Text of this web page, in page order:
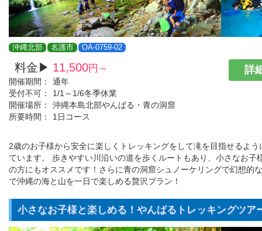
沖縄北部 名護市 OA-0759-02
料金▶ 11,500円～
開催期間：
通年
受付不可：
1/1～1/6冬季休業
開催場所：
沖縄本島北部やんばる・青の洞窟
所要時間：
1日コース
詳
2歳のお子様から安全に楽しくトレッキングをして滝を目指せるよ
ています。 歩きやすい川沿いの道を歩くルートもあり、小さなお子
の方にもオススメです！さらに青の洞窟シュノーケリングで幻想的
で沖縄の海と山を一日で楽しめる贅沢プラン！
小さなお子様と楽しめる！やんばるトレッキングツア